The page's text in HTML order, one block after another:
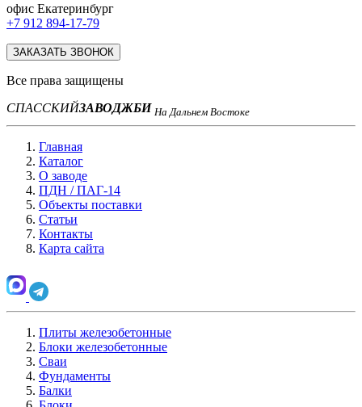
офис Екатеринбург
+7 912 894-17-79
ЗАКАЗАТЬ ЗВОНОК
Все права защищены
СПАССКИЙЗАВОДЖБИ На Дальнем Востоке
Главная
Каталог
О заводе
ПДН / ПАГ-14
Объекты поставки
Статьи
Контакты
Карта сайта
Плиты железобетонные
Блоки железобетонные
Сваи
Фундаменты
Балки